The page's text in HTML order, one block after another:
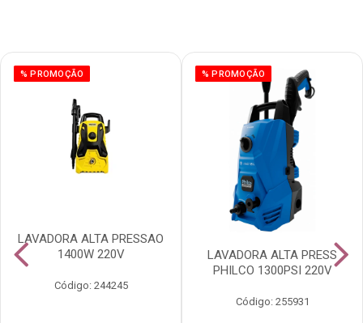
% PROMOÇÃO
LAVADORA ALTA PRESSAO
1400W 220V
Código: 244245
% PROMOÇÃO
LAVADORA ALTA PRESS
PHILCO 1300PSI 220V
Código: 255931